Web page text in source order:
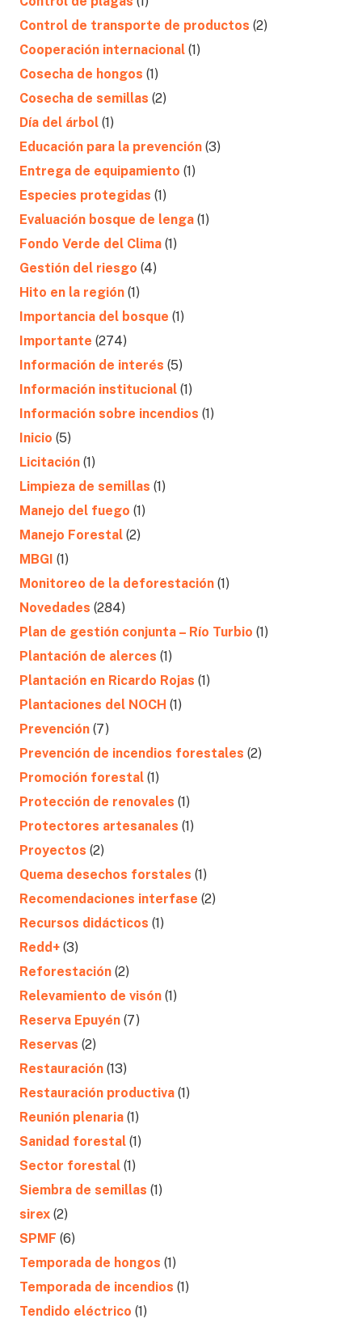
Control de transporte de productos (2)
Cooperación internacional (1)
Cosecha de hongos (1)
Cosecha de semillas (2)
Día del árbol (1)
Educación para la prevención (3)
Entrega de equipamiento (1)
Especies protegidas (1)
Evaluación bosque de lenga (1)
Fondo Verde del Clima (1)
Gestión del riesgo (4)
Hito en la región (1)
Importancia del bosque (1)
Importante (274)
Información de interés (5)
Información institucional (1)
Información sobre incendios (1)
Inicio (5)
Licitación (1)
Limpieza de semillas (1)
Manejo del fuego (1)
Manejo Forestal (2)
MBGI (1)
Monitoreo de la deforestación (1)
Novedades (284)
Plan de gestión conjunta – Río Turbio (1)
Plantación de alerces (1)
Plantación en Ricardo Rojas (1)
Plantaciones del NOCH (1)
Prevención (7)
Prevención de incendios forestales (2)
Promoción forestal (1)
Protección de renovales (1)
Protectores artesanales (1)
Proyectos (2)
Quema desechos forstales (1)
Recomendaciones interfase (2)
Recursos didácticos (1)
Redd+ (3)
Reforestación (2)
Relevamiento de visón (1)
Reserva Epuyén (7)
Reservas (2)
Restauración (13)
Restauración productiva (1)
Reunión plenaria (1)
Sanidad forestal (1)
Sector forestal (1)
Siembra de semillas (1)
sirex (2)
SPMF (6)
Temporada de hongos (1)
Temporada de incendios (1)
Tendido eléctrico (1)